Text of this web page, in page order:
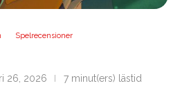
Spelrecensioner
26, 2026 7 minut(ers) lästid